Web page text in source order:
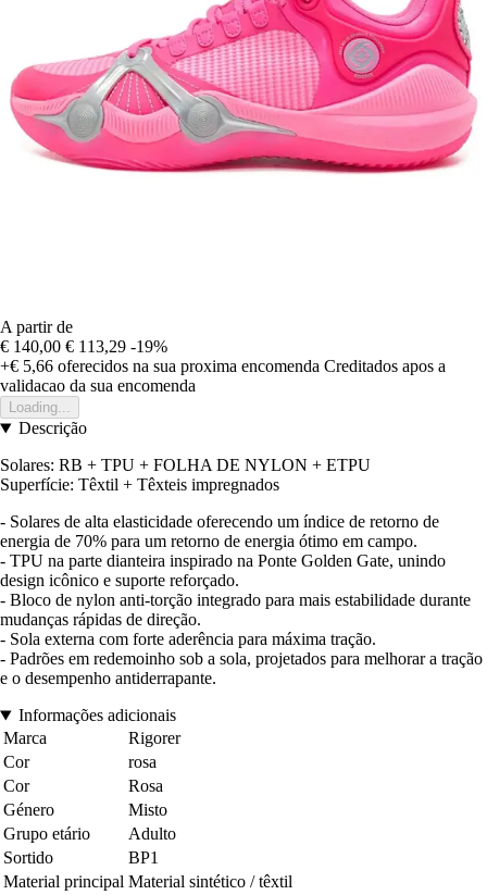
A partir de
€ 140,00 € 113,29 -19%
+€ 5,66 oferecidos na sua proxima encomenda Creditados apos a
validacao da sua encomenda
Loading...
Descrição
Solares: RB + TPU + FOLHA DE NYLON + ETPU
Superfície: Têxtil + Têxteis impregnados
- Solares de alta elasticidade oferecendo um índice de retorno de
energia de 70% para um retorno de energia ótimo em campo.
- TPU na parte dianteira inspirado na Ponte Golden Gate, unindo
design icônico e suporte reforçado.
- Bloco de nylon anti-torção integrado para mais estabilidade durante
mudanças rápidas de direção.
- Sola externa com forte aderência para máxima tração.
- Padrões em redemoinho sob a sola, projetados para melhorar a tração
e o desempenho antiderrapante.
Informações adicionais
Marca
Rigorer
Cor
rosa
Cor
Rosa
Género
Misto
Grupo etário
Adulto
Sortido
BP1
Material principal Material sintético / têxtil